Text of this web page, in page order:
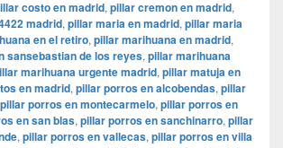
costo en madrid, pillar cremon en madrid,
madrid, pillar maria en madrid, pillar maria
en el retiro, pillar marihuana en madrid,
sansebastian de los reyes, pillar marihuana
marihuana urgente madrid, pillar matuja en
en madrid, pillar porros en alcobendas, pillar
pillar porros en montecarmelo, pillar porros en
en san blas, pillar porros en sanchinarro, pillar
, pillar porros en vallecas, pillar porros en villa